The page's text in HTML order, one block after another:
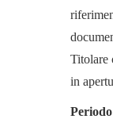
Titolare
in